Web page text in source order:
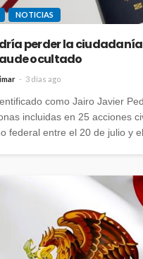
NOTICIAS
perder la ciudadanía
ocultado
3 días ago
como Jairo Javier
incluidas en 25 acciones
federal entre el 20 de julio y